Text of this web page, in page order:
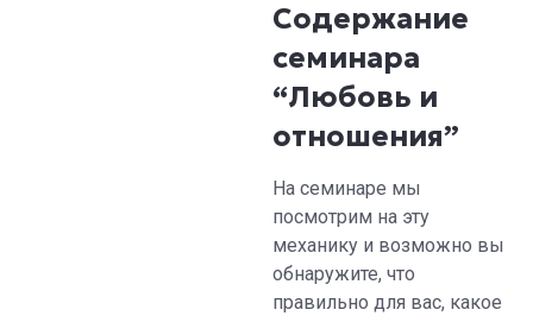
Содержание
семинара
“Любовь и
отношения”
На семинаре мы
посмотрим на эту
механику и возможно вы
обнаружите, что
правильно для вас, какое